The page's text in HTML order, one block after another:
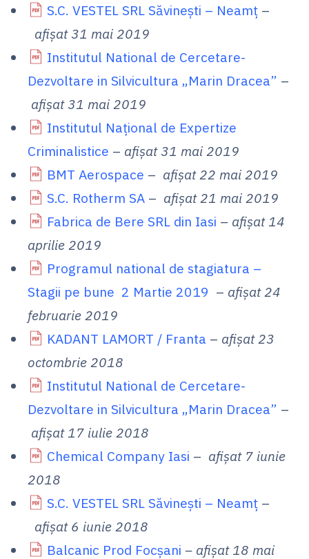
S.C. VESTEL SRL Săvinești – Neamț –
afișat 31 mai 2019
Institutul National de Cercetare-
Dezvoltare in Silvicultura „Marin Dracea” –
afișat 31 mai 2019
Institutul Naţional de Expertize
Criminalistice – afișat 31 mai 2019
BMT Aerospace – afișat 22 mai 2019
S.C. Rotherm SA – afișat 21 mai 2019
Fabrica de Bere SRL din Iasi – afișat 14
aprilie 2019
Programul national de stagiatura –
Stagii pe bune 2 Martie 2019 – afișat 24
februarie 2019
KADANT LAMORT / Franta – afișat 23
octombrie 2018
Institutul National de Cercetare-
Dezvoltare in Silvicultura „Marin Dracea” –
afișat 17 iulie 2018
Chemical Company Iasi – afișat 7 iunie
2018
S.C. VESTEL SRL Săvinești – Neamț –
afișat 6 iunie 2018
Balcanic Prod Focșani – afișat 18 mai